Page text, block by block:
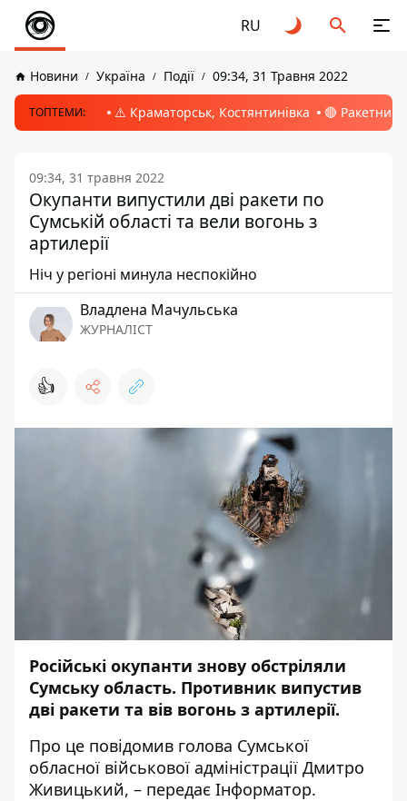
RU
Новини Україна Події 09:34, 31 Травня 2022
ТОПТЕМИ: ⚠️ Краматорськ, Костянтинівка 🔴 Ракетний
09:34, 31 травня 2022
Окупанти випустили дві ракети по
Сумській області та вели вогонь з
артилерії
Ніч у регіоні минула неспокійно
Владлена Мачульська
ЖУРНАЛІСТ
👍
Російські окупанти знову обстріляли
Сумську область. Противник випустив
дві ракети та вів вогонь з артилерії.
Про це повідомив голова Сумської
обласної військової адміністрації Дмитро
Живицький, – передає Інформатор.